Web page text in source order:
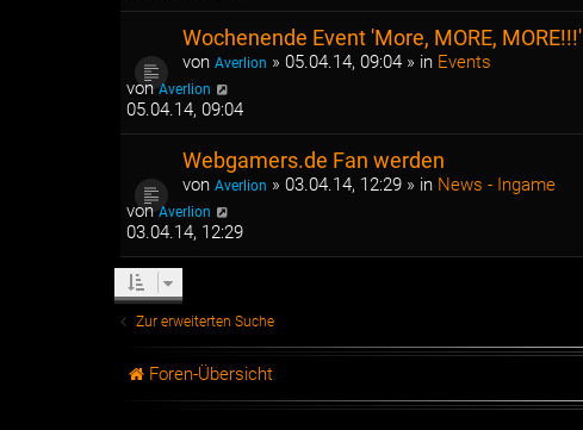
Wochenende Event 'More, MORE, MORE!!!'
von Averlion » 05.04.14, 09:04 » in Events
vonAverlion
05.04.14, 09:04
Webgamers.de Fan werden
von Averlion » 03.04.14, 12:29 » in News - Ingame
vonAverlion
03.04.14, 12:29
Zur erweiterten Suche
Foren-Übersicht